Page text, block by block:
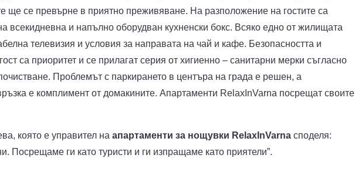
ще се превърне в приятно преживяване. На разположение на гостите са
всекидневна и напълно оборудван кухненски бокс. Всяко едно от жилищата
телевизия и условия за направата на чай и кафе. Безопасността и
са приоритет и се прилагат серия от хигиенно – санитарни мерки съгласно
Проблемът с паркирането в центъра на града е решен, а
е комплимент от домакините. Апартаменти RelaxInVarna посрещат своите
която е управител на апартаменти за нощувки RelaxInVarna споделя:
Посрещаме ги като туристи и ги изпращаме като приятели”.